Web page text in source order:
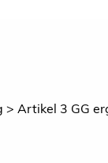
Artikel 3 GG